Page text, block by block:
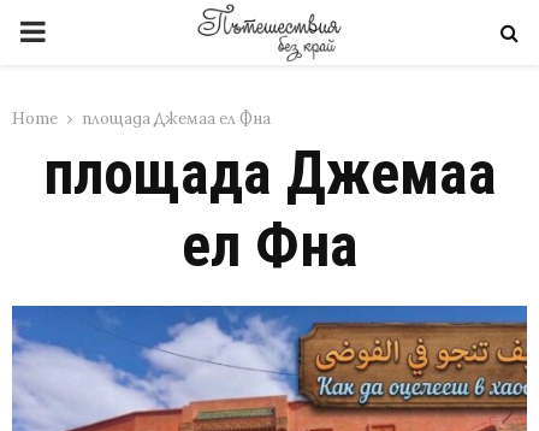
PRIMARY
Home площада Джемаа ел Фна
площада Джемаа
ел Фна